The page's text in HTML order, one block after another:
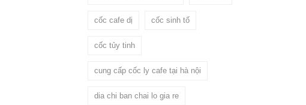
cốc cafe dị cốc sinh tố
cốc tủy tinh
cung cấp cốc ly cafe tại hà nội
dia chi ban chai lo gia re